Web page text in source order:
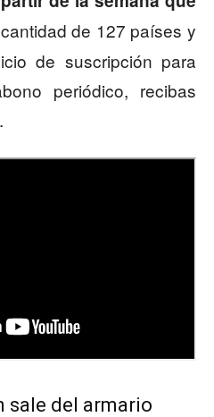
de 127 países y
de suscripción para
periódico, recibas
sale del armario